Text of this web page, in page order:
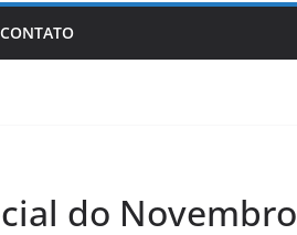
CONTATO
do Novembro